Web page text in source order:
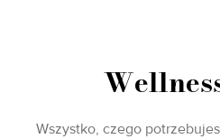
Wszystko, czego